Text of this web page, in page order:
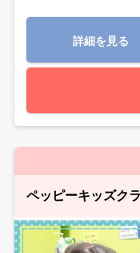
詳細を見る
ペッピーキッズク